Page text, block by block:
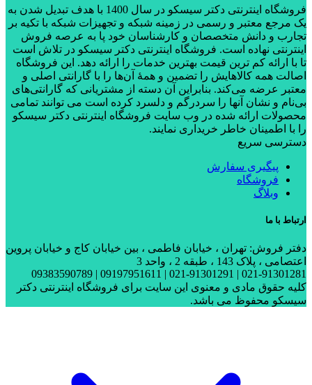
فروشگاه اینترنتی دکتر سیسکو در سال 1400 با هدف تبدیل شدن به
یک مرجع معتبر و رسمی در زمینه شبکه و تجهیزات شبکه با تکیه بر
تجارب و دانش متخصصان و کارشناسان خود پا به عرصه فروش
اینترنتی نهاده است. فروشگاه اینترنتی دکتر سیسکو در تلاش است
تا با ارائه کم ترین قیمت بهترین خدمات را ارائه دهد. این فروشگاه
اصالت همه کالاهایش را تضمین و همۀ آن‌ها را با گارانتی اصلی و
معتبر عرضه می‌کند. بنابراین آن دسته از مشتریانی که گارانتی‌های
بی‌نام و نشان آنها را سردرگم و دلسرد کرده است می توانند تمامی
محصولات ارائه شده در وب سایت فروشگاه اینترنتی دکتر سیسکو
را با اطمینان خاطر خریداری نمایند.
دسترسی سریع
پیگیری سفارش
فروشگاه
وبلاگ
ارتباط با ما
دفتر فروش: تهران ، خیابان فاطمی ، بین خیابان کاج و خیابان پروین
اعتصامی ، پلاک 143 ، طبقه 2 ، واحد 3
021-91301281 | 021-91301291 | 09197951611 | 09383590789
کلیه حقوق مادی و معنوی این سایت برای فروشگاه اینترنتی دکتر
سیسکو محفوظ می باشد.